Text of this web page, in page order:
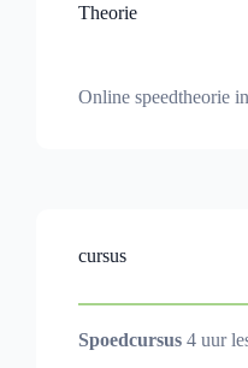
Theorie
Online speedtheorie
cursus
Spoedcursus 4 uur